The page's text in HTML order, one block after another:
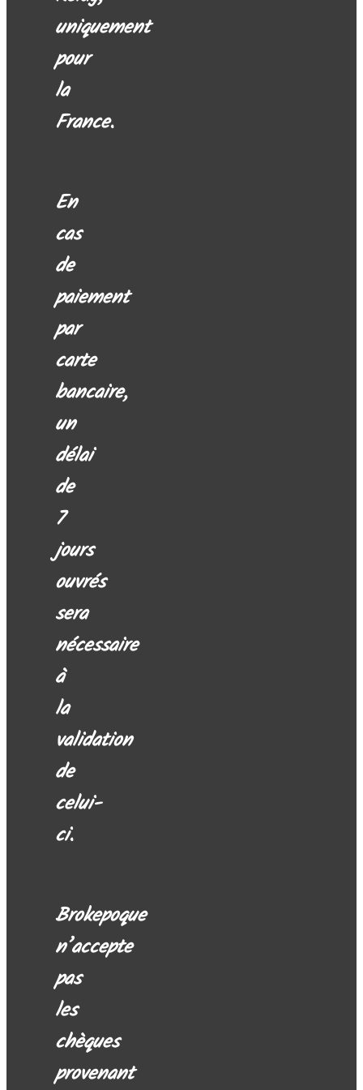
uniquement
pour
la
France.
En
cas
de
paiement
par
carte
bancaire,
un
délai
de
7
jours
ouvrés
sera
nécessaire
à
la
validation
de
celui-
ci.
Brokepoque
n’accepte
pas
les
chèques
provenant